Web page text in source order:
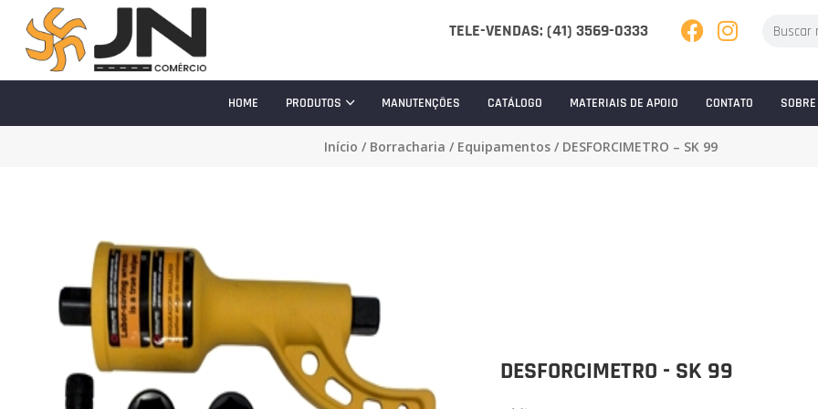
TELE-VENDAS: (41) 3569-0333
HOME PRODUTOS MANUTENÇÕES CATÁLOGO MATERIAIS DE APOIO CONTATO
Início / Borracharia / Equipamentos/ DESFORCIMETRO – SK 99
DESFORCIMETRO - SK 99